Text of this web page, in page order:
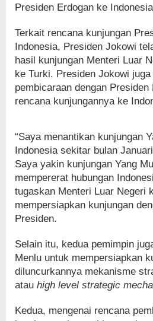
Presiden Erdogan ke
Terkait rencana kunjungan
Indonesia, Presiden Jokowi
hasil kunjungan Menteri Luar
ke Turki. Presiden Jokowi
pembicaraan dengan
rencana kunjungannya ke
“Saya menantikan kunjungan
Indonesia sekitar bulan
Saya yakin kunjungan Yang
mempererat hubungan
tugaskan Menteri Luar Negeri
mempersiapkan kunjungan
Presiden.
Selain itu, kedua pemimpin
Menlu untuk mempersiapkan
diluncurkannya mekanisme
atau high level strategic
Kedua, mengenai rencana